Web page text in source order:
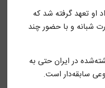
او تعهد گرفته شد که
شبانه و با حضور چند
در ایران حتی به
سابقه‌دار است.